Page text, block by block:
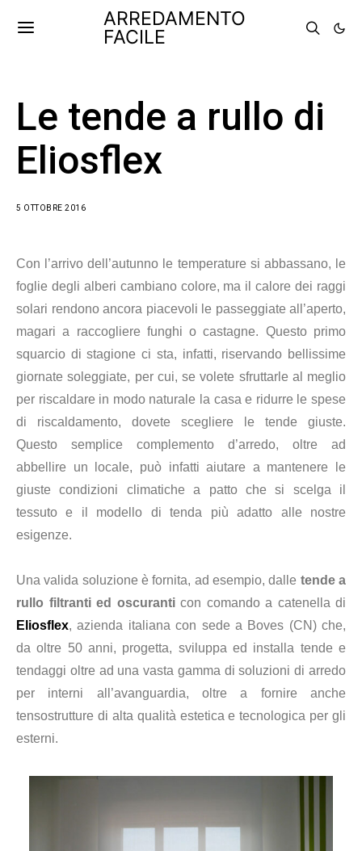
ARREDAMENTO
FACILE
Le tende a rullo di
Eliosflex
5 OTTOBRE 2016
Con l’arrivo dell’autunno le temperature si abbassano, le
foglie degli alberi cambiano colore, ma il calore dei raggi
solari rendono ancora piacevoli le passeggiate all’aperto,
magari a raccogliere funghi o castagne. Questo primo
squarcio di stagione ci sta, infatti, riservando bellissime
giornate soleggiate, per cui, se volete sfruttarle al meglio
per riscaldare in modo naturale la casa e ridurre le spese
di riscaldamento, dovete scegliere le tende giuste.
Questo semplice complemento d’arredo, oltre ad
abbellire un locale, può infatti aiutare a mantenere le
giuste condizioni climatiche a patto che si scelga il
tessuto e il modello di tenda più adatto alle nostre
esigenze.
Una valida soluzione è fornita, ad esempio, dalle tende a
rullo filtranti ed oscuranticon comando a catenella di
Eliosflex, azienda italiana con sede a Boves (CN) che,
da oltre 50 anni, progetta, sviluppa ed installa tende e
tendaggi oltre ad una vasta gamma di soluzioni di arredo
per interni all’avanguardia, ol tre a fornire anche
tensostrutture di alta qualità estetica e tecnologica per gli
esterni.